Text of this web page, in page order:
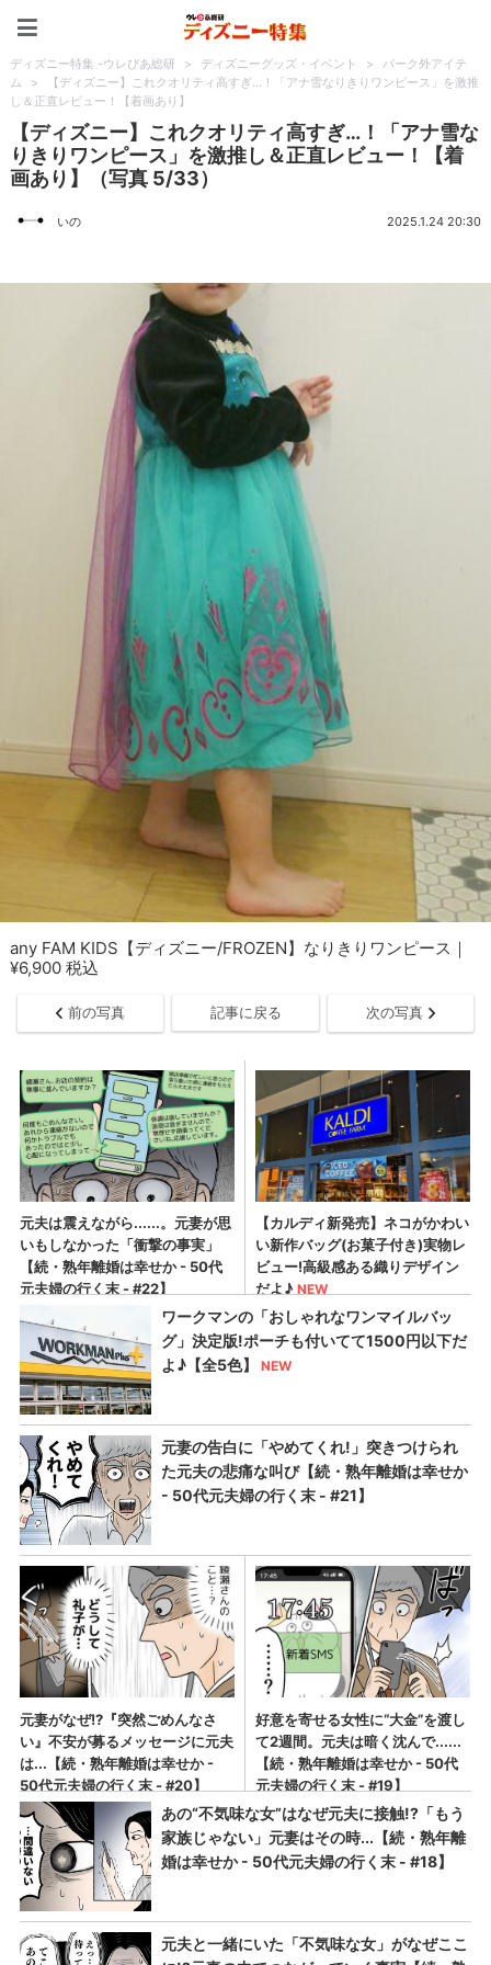
ディズニー特集 -ウレぴあ総研 > ディズニーグッズ・イベント >
パーク外アイテ
ム
>
【ディズニー】これクオリティ高すぎ…！「アナ雪なりきりワンピース」を激推
し＆正直レビュー！【着画あり】
【ディズニー】これクオリティ高すぎ…！「アナ雪な
りきりワンピース」を激推し＆正直レビュー！【着
画あり】（写真 5/33）
いの 2025.1.24 20:30
any FAM KIDS【ディズニー/FROZEN】なりきりワンピース｜
¥6,900 税込
前の写真 記事に戻る 次の写真